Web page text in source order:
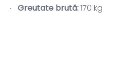
Greutate brută:170 kg